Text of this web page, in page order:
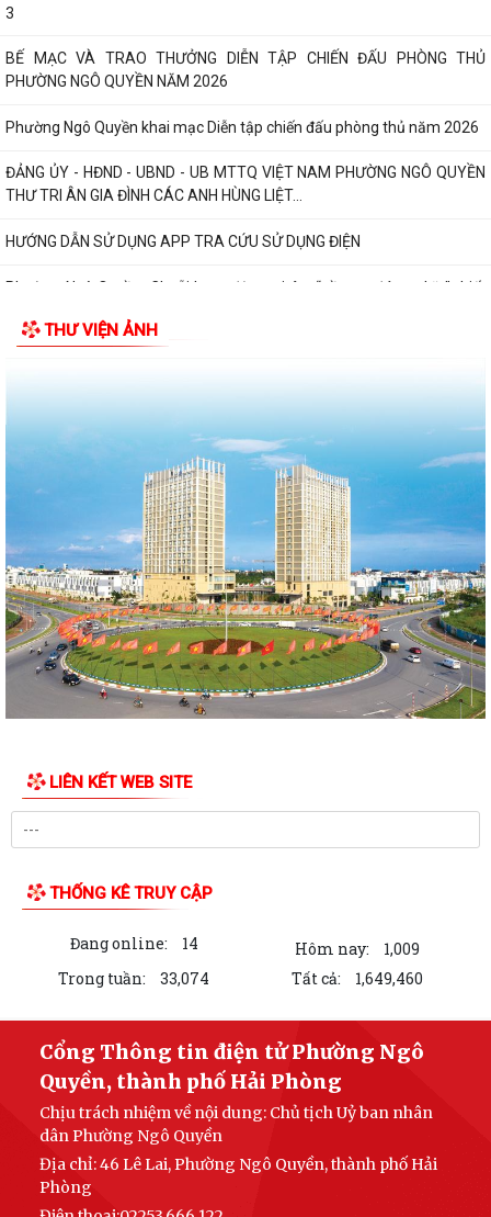
3
BẾ MẠC VÀ TRAO THƯỞNG DIỄN TẬP CHIẾN ĐẤU PHÒNG THỦ
PHƯỜNG NGÔ QUYỀN NĂM 2026
Phường Ngô Quyền khai mạc Diễn tập chiến đấu phòng thủ năm 2026
ĐẢNG ỦY - HĐND - UBND - UB MTTQ VIỆT NAM PHƯỜNG NGÔ QUYỀN
THƯ TRI ÂN GIA ĐÌNH CÁC ANH HÙNG LIỆT...
HƯỚNG DẪN SỬ DỤNG APP TRA CỨU SỬ DỤNG ĐIỆN
Phường Ngô Quyền: Chuỗi hoạt động tri ân, “Đền ơn đáp nghĩa” thiết
ỦY BAN NHÂN DÂN PHƯỜNG NGÔ QUYỀN THÔNG TIN Về việc cưỡng
chế cưỡng chế 02 tổ chức để thu hồi nhà là...
PHƯỜNG NGÔ QUYỀN THĂM HỎI, TẶNG QUÀ GIA ĐÌNH CHÍNH SÁCH,
NGƯỜI CÓ CÔNG NHÂN DỊP 27/7
PHƯỜNG NGÔ QUYỀN VIẾNG NGHĨA TRANG LIỆT SĨ NHÂN KỶ NIỆM 79
NĂM NGÀY THƯƠNG BINH LIỆT SĨ 27/7
UBND PHƯỜNG NGÔ QUYỀN THÔNG BÁO THỜI GIAN TỔ CHỨC HỘI
NGHỊ ĐỐI THOẠI DOANH NGHIỆP, HỘ KINH DOANH,...
PHƯỜNG NGÔ QUYỀN TỔ CHỨC GIAO BAN TỔ DÂN PHỐ SAU SẮP XẾP,
SÁP NHẬP
HỘI ĐỒNG NHÂN DÂN PHƯỜNG NGÔ QUYỀN THÔNG BÁO KẾT QUẢ KỲ
HỌP THỨ 4, KHÓA II, NHIỆM KỲ 2026 - 2031
PHƯỜNG NGÔ QUYỀN TUYÊN TRUYỀN VẬN ĐỘNG TỔ CHỨC, CÁ NHÂN
Kỳ họp thứ 4 HĐND Phường Ngô Quyền: Phân bổ bổ sung hơn 38 tỷ
KẾ HOẠCH TỔ CHỨC TIẾP CÔNG DÂN 6 THÁNG CUỐI NĂM 2026 CỦA
HỘI ĐỒNG NHÂN DÂN PHƯỜNG THÔNG BÁO LỊCH TIẾP CÔNG DÂN 6
THÁNG CUỐI NĂM 2026 CỦA THƯỜNG TRỰC HĐND,...
PHƯỜNG NGÔ QUYỀN: NÂNG CAO HIỆU QUẢ QUẢN LÝ HOẠT ĐỘNG PHI
CHÍNH PHỦ NƯỚC NGOÀI – GẮN KẾT CHẶT CHẼ...
PHÓNG SỰ (THP): Phường Ngô Quyền giải phóng mặt bằng khu vực
THƯ VIỆN ẢNH
LIÊN KẾT WEB SITE
THỐNG KÊ TRUY CẬP
Đang online: 14 Hôm nay:
1,009
Trong tuần:
33,074 Tất cả: 1,649,460
Cổng Thông tin điện tử Phường Ngô
Quyền, thành phố Hải Phòng
Chịu trách nhiệm về nội dung: Chủ tịch Uỷ ban nhân
dân Phường Ngô Quyền
Địa chỉ: 46 Lê Lai, Phường Ngô Quyền, thành phố Hải
Phòng